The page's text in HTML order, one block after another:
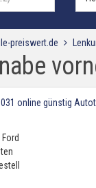
preiswert.de